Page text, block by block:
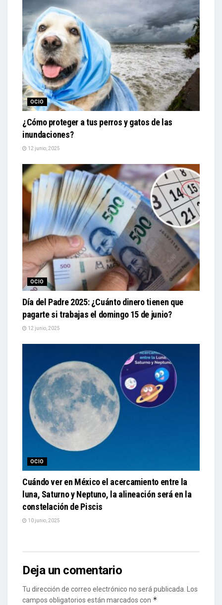
OCIO
¿Cómo proteger a tus perros y gatos de las
inundaciones?
12 junio, 2025
OCIO
Día del Padre 2025: ¿Cuánto dinero tienen que
pagarte si trabajas el domingo 15 de junio?
12 junio, 2025
OCIO
Cuándo ver en México el acercamiento entre la
luna, Saturno y Neptuno, la alineación será en la
constelación de Piscis
10 junio, 2025
Deja un comentario
Tu dirección de correo electrónico no será publicada.
Los
campos obligatorios están marcados con *